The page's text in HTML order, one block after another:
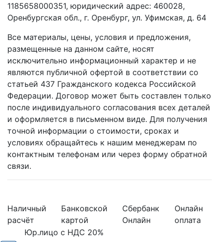
1185658000351, юридический адрес: 460028,
Оренбургская обл., г. Оренбург, ул. Уфимская, д. 64
Все материалы, цены, условия и предложения,
размещенные на данном сайте, носят
исключительно информационный характер и не
являются публичной офертой в соответствии со
статьей 437 Гражданского кодекса Российской
Федерации. Договор может быть составлен только
после индивидуального согласования всех деталей
и оформляется в письменном виде. Для получения
точной информации о стоимости, сроках и
условиях обращайтесь к нашим менеджерам по
контактным телефонам или через форму обратной
связи.
Наличный
расчёт
Банковской
картой
Сбербанк
Онлайн
Онлайн
оплата
Юр.лицо с НДС 20%